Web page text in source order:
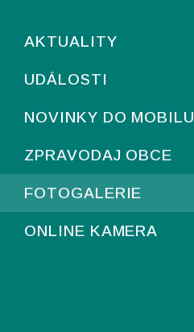
AKTUALITY
UDÁLOSTI
NOVINKY DO MOBILU
ZPRAVODAJ OBCE
FOTOGALERIE
ONLINE KAMERA